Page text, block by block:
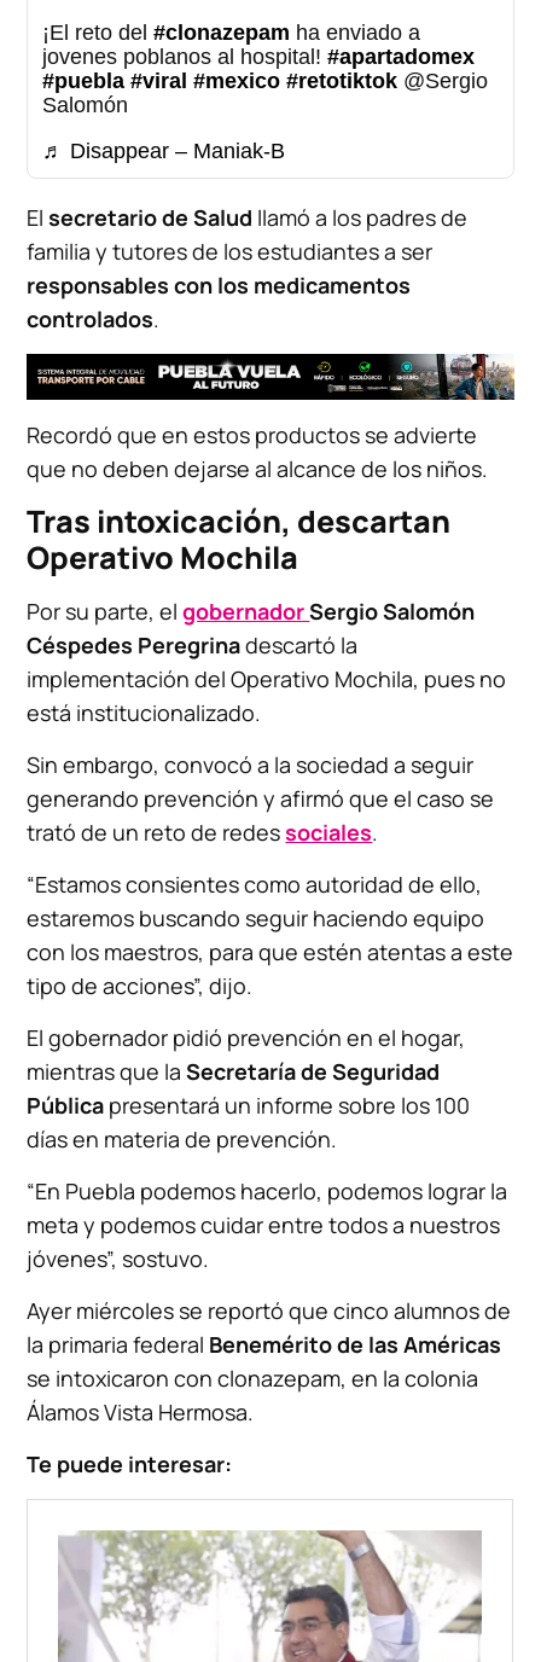
¡El reto del#clonazepam ha enviado a
jovenes poblanos al hospital!#apartadomex
#puebla #viral #mexico #retotiktok @Sergio
Salomón
♬ Disappear – Maniak-B
Elsecretario de Salud llamó a los padres de
familia y tutores de los estudiantes a ser
responsables con los medicamentos
controlados.
Recordó que en estos productos se advierte
que no deben dejarse al alcance de los niños.
Tras intoxicación, descartan
Operativo Mochila
Por su parte, elgobernadorSergio Salomón
Céspedes Peregrinadescartó la
implementación del Operativo Mochila, pues no
está institucionalizado.
Sin embargo, convocó a la sociedad a seguir
generando prevención y afirmó que el caso se
trató de un reto de redessociales.
“Estamos consientes como autoridad de ello,
estaremos buscando seguir haciendo equipo
con los maestros, para que estén atentas a este
tipo de acciones”, dijo.
El gobernador pidió prevención en el hogar,
mientras que la Secretaría de Seguridad
Pública presentará un informe sobre los 100
días en materia de prevención.
“En Puebla podemos hacerlo, podemos lograr la
meta y podemos cuidar entre todos a nuestros
jóvenes”, sostuvo.
Ayer miércoles se reportó que cinco alumnos de
la primaria federal Benemérito de las Américas
se intoxicaron con clonazepam, en la colonia
Álamos Vista Hermosa.
Te puede interesar: